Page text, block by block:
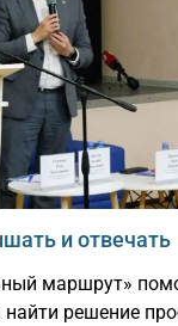
и отвечать
маршрут»
решение